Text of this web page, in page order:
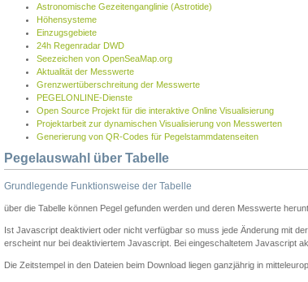
Astronomische Gezeitenganglinie (Astrotide)
Höhensysteme
Einzugsgebiete
24h Regenradar DWD
Seezeichen von OpenSeaMap.org
Aktualität der Messwerte
Grenzwertüberschreitung der Messwerte
PEGELONLINE-Dienste
Open Source Projekt für die interaktive Online Visualisierung
Projektarbeit zur dynamischen Visualisierung von Messwerten
Generierung von QR-Codes für Pegelstammdatenseiten
Pegelauswahl über Tabelle
Grundlegende Funktionsweise der Tabelle
über die Tabelle können Pegel gefunden werden und deren Messwerte
Ist Javascript deaktiviert oder nicht verfügbar so muss jede Änderung mit
erscheint nur bei deaktiviertem Javascript. Bei eingeschaltetem Javascript
Die Zeitstempel in den Dateien beim Download liegen ganzjährig in